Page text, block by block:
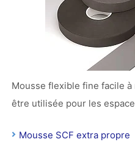
Mousse flexible fine facile
être utilisée pour les
Mousse SCF extra propre